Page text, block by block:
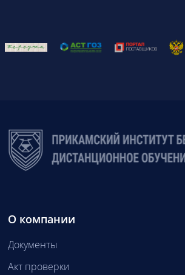
О компании
Документы
Акт проверки